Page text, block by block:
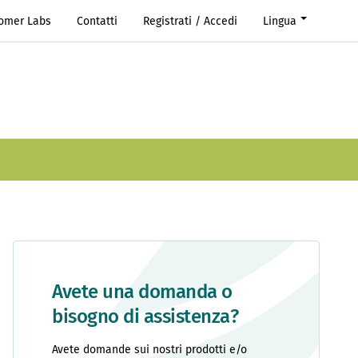
Labs Contatti Registrati / Accedi Lingua
Avete una domanda o
bisogno di assistenza?
Avete domande sui nostri prodotti e/o